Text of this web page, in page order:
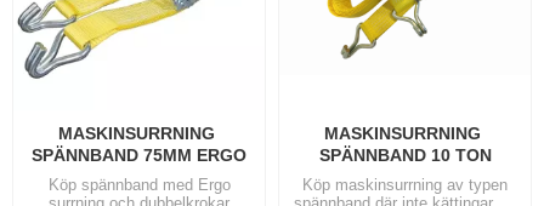
MASKINSURRNING
SPÄNNBAND 75MM ERGO
Köp spännband med Ergo
MASKINSURRNING
SPÄNNBAND 10 TON
Köp maskinsurrning av typen